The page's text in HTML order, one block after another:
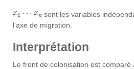
sont les variables
l’axe de migration.
Interprétation
Le front de colonisation est